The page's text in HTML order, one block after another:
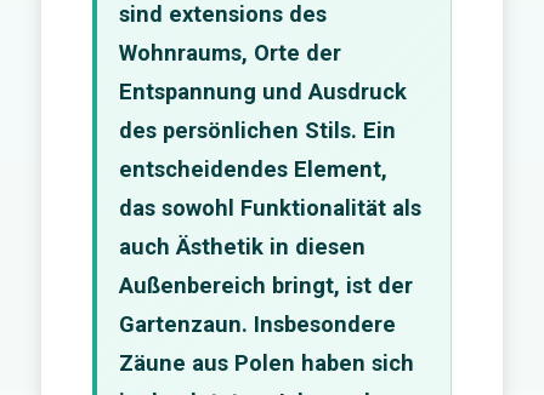
sind extensions des
Wohnraums, Orte der
Entspannung und Ausdruck
des persönlichen Stils. Ein
entscheidendes Element,
das sowohl Funktionalität als
auch Ästhetik in diesen
Außenbereich bringt, ist der
Gartenzaun. Insbesondere
Zäune aus Polen haben sich